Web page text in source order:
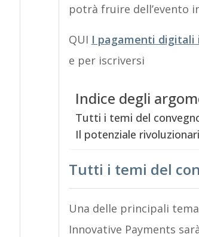
potrà fruire dell’evento
QUI I pagamenti digitali
e per iscriversi
Indice degli
Tutti i temi del
Il potenziale
Tutti i temi del
Una delle principali
Innovative Payments